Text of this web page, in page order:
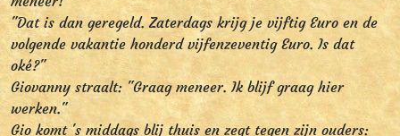
"Dat is dan geregeld. Zaterdags krijg je vijftig Euro en de
volgende vakantie honderd vijfenzeventig Euro. Is dat
oké?"
Giovanny straalt: "Graag meneer. Ik blijf graag hier
werken."
Gio komt 's middags blij thuis en zegt tegen zijn ouders: